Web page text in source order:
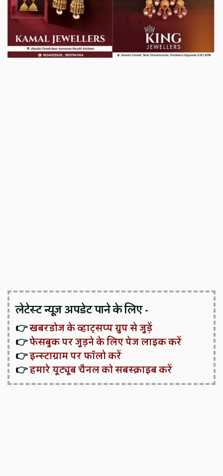
लेटेस्ट न्यूज़ अपडेट पाने के लिए -
👉खबरडोज के व्हाट्सप्प ग्रुप से जुड़ें
👉फेसबुक पर जुड़ने के लिए पेज लाइक करें
👉इन्स्टाग्राम पर फॉलो करें
👉हमारे यूट्यूब चैनल को सबस्क्राइब करें